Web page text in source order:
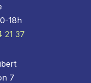
18h
21 37
7